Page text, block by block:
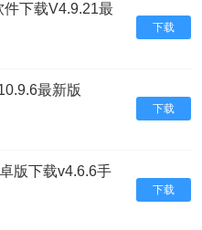
下载V4.9.21最
下载
最新版
下载
版下载v4.6.6手
下载